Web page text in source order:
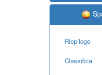
Riepilogo
Classifica